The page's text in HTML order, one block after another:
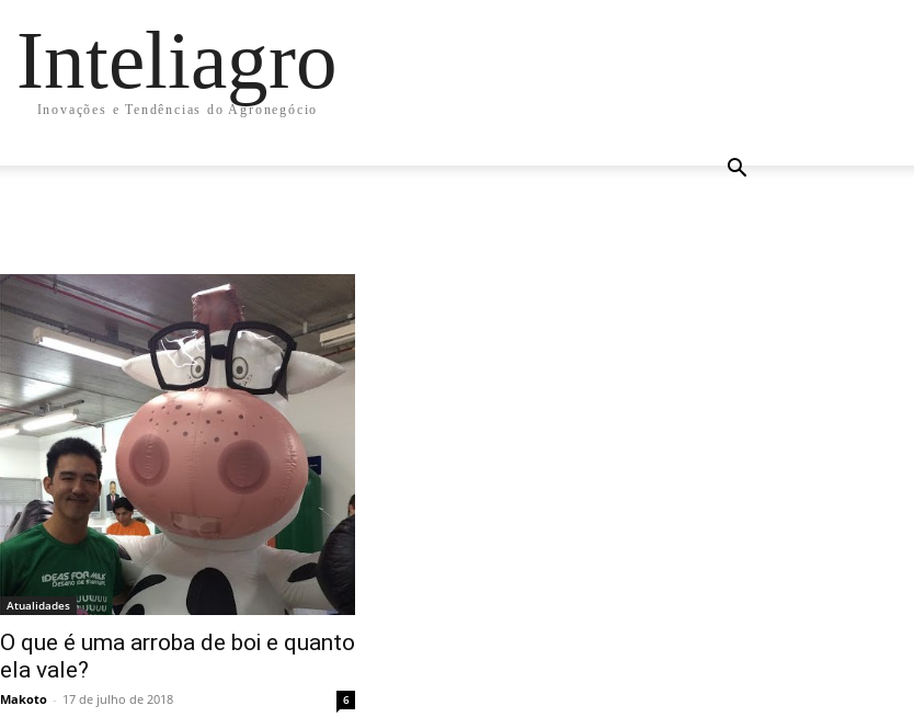
Inteliagro
Inovações e Tendências do Agronegócio
Atualidades
O que é uma arroba de boi e quanto
ela vale?
Makoto - 17 de julho de 2018 6